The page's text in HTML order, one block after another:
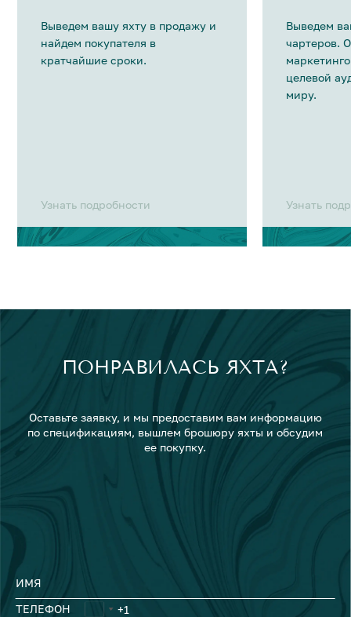
Выведем вашу яхту в продажу и
найдем покупателя в
кратчайшие сроки.
Узнать подробности
Выведем
чартеров.
целевой
миру.
Узнать
ПОНРАВИЛАСЬ ЯХТА?
Оставьте заявку, и мы предоставим вам информацию
по спецификациям, вышлем брошюру яхты и обсудим
ее покупку.
ИМЯ
ТЕЛЕФОН